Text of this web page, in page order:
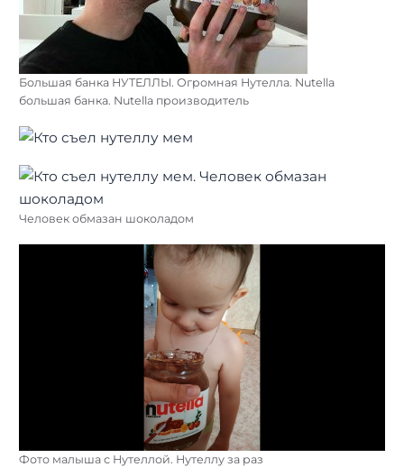
Большая банка НУТЕЛЛЫ. Огромная Нутелла. Nutella
большая банка. Nutella производитель
Человек обмазан шоколадом
Фото малыша с Нутеллой. Нутеллу за раз